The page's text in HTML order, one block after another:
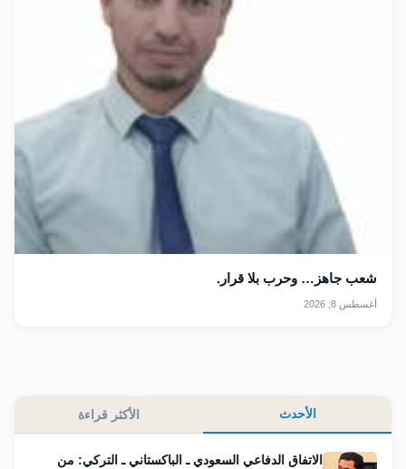
شعب جاهز… وحرب بلا قرار.
أغسطس 8, 2026
الأحدث الأكثر قراءة
الاتفاق الدفاعي السعودي ـ الباكستاني ـ التركي: من